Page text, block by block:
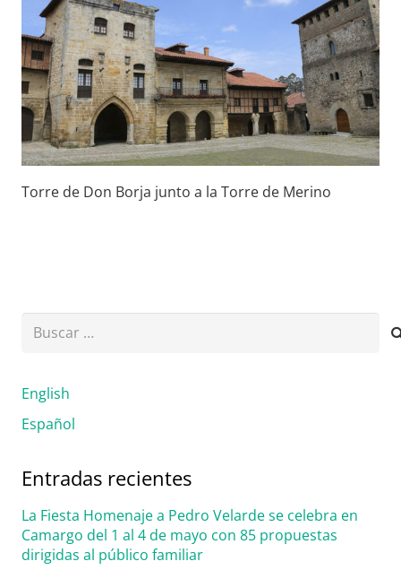
Torre de Don Borja junto a la Torre de Merino
Buscar:
English
Español
Entradas recientes
La Fiesta Homenaje a Pedro Velarde se celebra en
Camargo del 1 al 4 de mayo con 85 propuestas
dirigidas al público familiar